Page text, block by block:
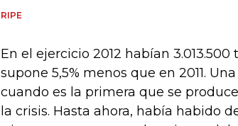
RIPE
En el ejercicio 2012 habían
supone 5,5% menos que en 2011.
cuando es la primera que se
la crisis. Hasta ahora, había habido